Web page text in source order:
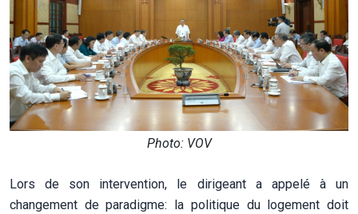
Photo: VOV
Lors de son intervention, le dirigeant a appelé à un
changement de paradigme: la politique du logement doit